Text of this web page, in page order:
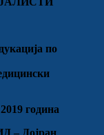
по
година
– Дојран